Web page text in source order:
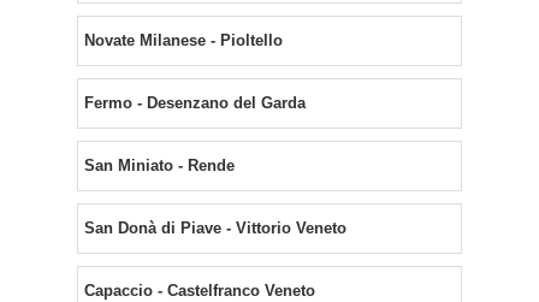
Novate Milanese - Pioltello
Fermo - Desenzano del Garda
San Miniato - Rende
San Donà di Piave - Vittorio Veneto
Capaccio - Castelfranco Veneto